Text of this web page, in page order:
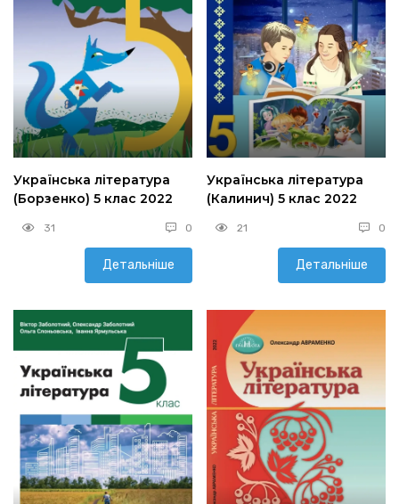
Українська література
(Борзенко) 5 клас 2022
31 0
Детальніше
Українська література
(Калинич) 5 клас 2022
21 0
Детальніше